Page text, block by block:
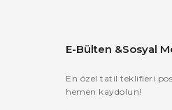
E-Bülten &Sosyal
En özel tatil teklifleri
hemen kaydolun!